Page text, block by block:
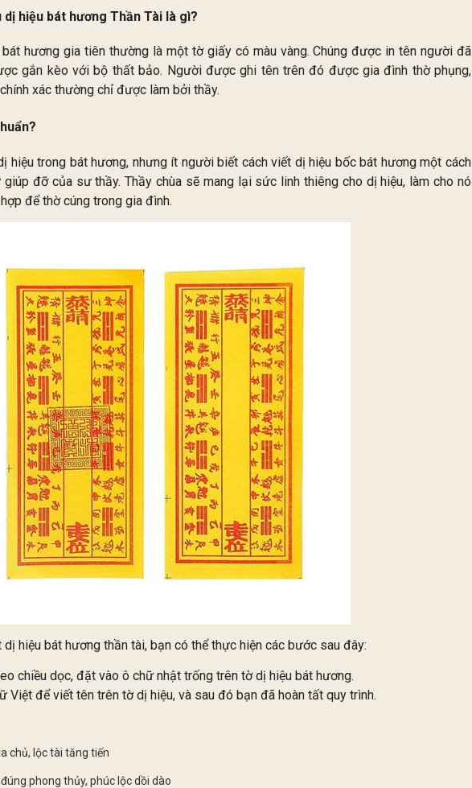
hiệu bát hương Thần Tài là gì?
hương gia tiên thường là một tờ giấy có màu vàng. Chúng được in tên người đã
gắn kèo với bộ thất bảo. Người được ghi tên trên đó được gia đình thờ phụng,
xác thường chỉ được làm bởi thầy.
hiệu trong bát hương, nhưng ít người biết cách viết dị hiệu bốc bát hương một cách
đỡ của sư thầy. Thầy chùa sẽ mang lại sức linh thiêng cho dị hiệu, làm cho nó
để thờ cúng trong gia đình.
dị hiệu bát hương thần tài, bạn có thể thực hiện các bước sau đây:
chiều dọc, đặt vào ô chữ nhật trống trên tờ dị hiệu bát hương.
Việt để viết tên trên tờ dị hiệu, và sau đó bạn đã hoàn tất quy trình.
chủ, lộc tài tăng tiến
phong thủy, phúc lộc dồi dào